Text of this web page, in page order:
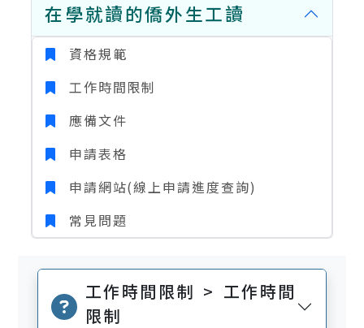
在學就讀的僑外生工讀
資格規範
工作時間限制
應備文件
申請表格
申請網站(線上申請進度查詢)
常見問題
工作時間限制 > 工作時間
限制